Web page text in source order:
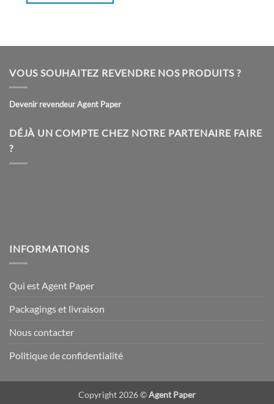
plusieurs
Les
peuvent
sur
VOUS SOUHAITEZ REVENDRE NOS PRODUITS ?
Devenir revendeur Agent Paper
DÉJÀ UN COMPTE CHEZ NOTRE PARTENAIRE FAIRE
?
INFORMATIONS
Qui est Agent Paper
Packagings et livraison
Nous contacter
Politique de confidentialité
Copyright 2026 ©Agent Paper